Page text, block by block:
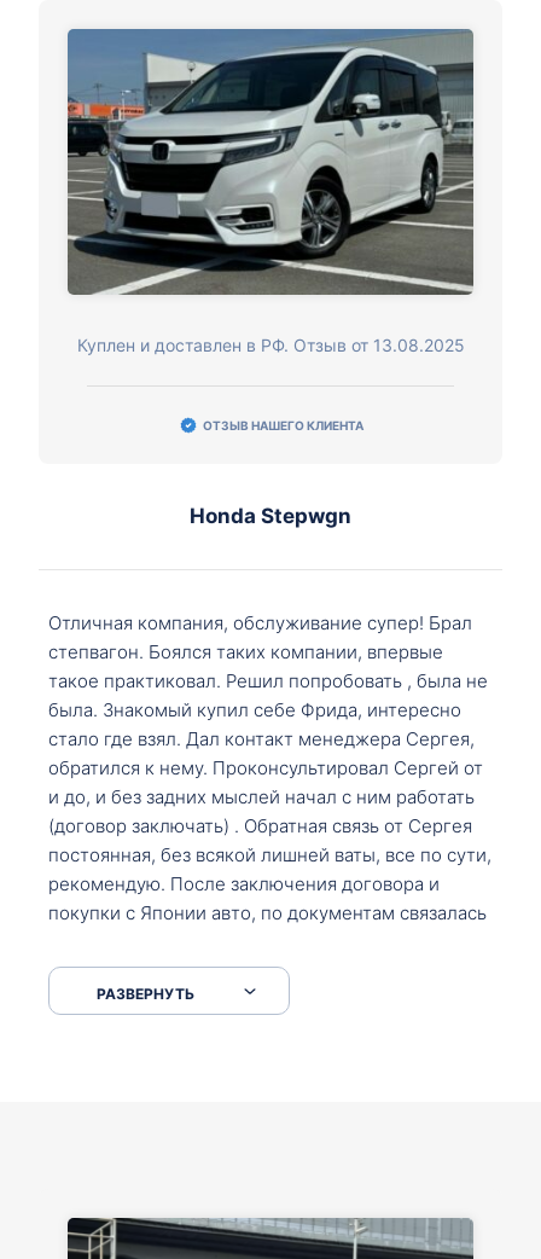
Куплен и доставлен в РФ. Отзыв от 13.08.2025
ОТЗЫВ НАШЕГО КЛИЕНТА
Honda Stepwgn
Отличная компания, обслуживание супер! Брал
степвагон. Боялся таких компании, впервые
такое практиковал. Решил попробовать , была не
была. Знакомый купил себе Фрида, интересно
стало где взял. Дал контакт менеджера Сергея,
обратился к нему. Проконсультировал Сергей от
и до, и без задних мыслей начал с ним работать
(договор заключать) . Обратная связь от Сергея
постоянная, без всякой лишней ваты, все по сути,
рекомендую. После заключения договора и
покупки с Японии авто, по документам связалась
что заполнить, куда зайти, образцы и т.д. После
приехал за авто. Меня тепло встретили Сергей с
РАЗВЕРНУТЬ